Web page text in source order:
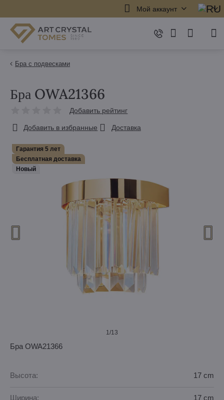
Мой аккаунт
Бра с подвесками
Гарантия 5 лет
Бесплатная доставка
Hовый
1/13
Бра OWA21366
Добавить рейтинг
Добавить в избранные Доставка
Бра OWA21366
Высота: 17 cm
Ширина: 17 cm